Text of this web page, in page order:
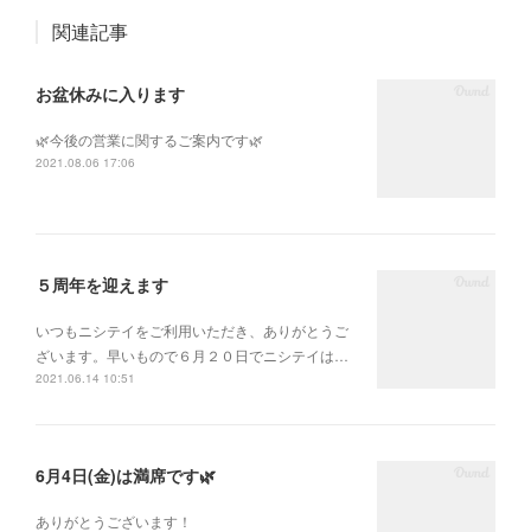
関連記事
お盆休みに入ります
🌿今後の営業に関するご案内です🌿
2021.08.06 17:06
５周年を迎えます
いつもニシテイをご利用いただき、ありがとうご
ざいます。早いもので６月２０日でニシテイは…
2021.06.14 10:51
6月4日(金)は満席です🌿
ありがとうございます！